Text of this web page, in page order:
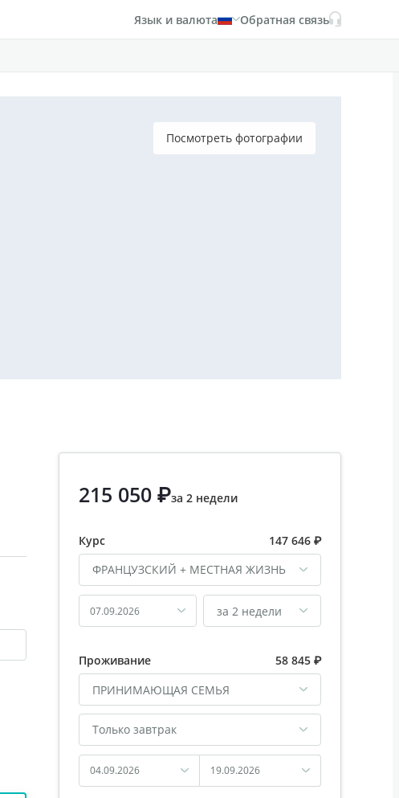
Язык и валюта Обратная связь
Посмотреть фотографии
215 050 ₽за 2 недели
Курс
147 646 ₽
ФРАНЦУЗСКИЙ + МЕСТНАЯ ЖИЗНЬ
07.09.2026 за 2 недели
Проживание
58 845 ₽
ПРИНИМАЮЩАЯ СЕМЬЯ
Только завтрак
04.09.2026 19.09.2026